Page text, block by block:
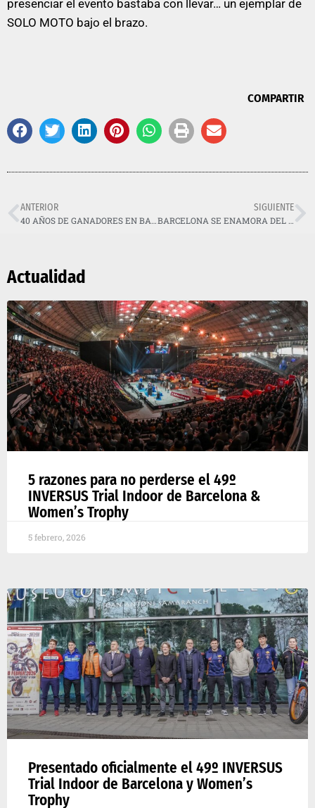
presenciar el evento bastaba con llevar… un ejemplar de
SOLO MOTO bajo el brazo.
COMPARTIR
ANTERIOR
40 AÑOS DE GANADORES EN BARCELONA (V): DOUG LAMPKIN
SIGUIENTE
BARCELONA SE ENAMORA DEL TRIAL INDOOR ANTE UN BOU IMPARABLE
Actualidad
5 razones para no perderse el 49º
INVERSUS Trial Indoor de Barcelona &
Women’s Trophy
5 febrero, 2026
Presentado oficialmente el 49º INVERSUS
Trial Indoor de Barcelona y Women’s
Trophy